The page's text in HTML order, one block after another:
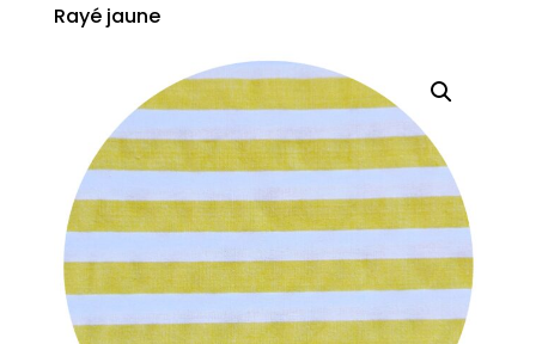
Rayé jaune